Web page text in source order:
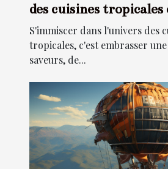
des cuisines
impact
S'immiscer dans l'univers des
tropicales, c'est embrasser
saveurs, de...